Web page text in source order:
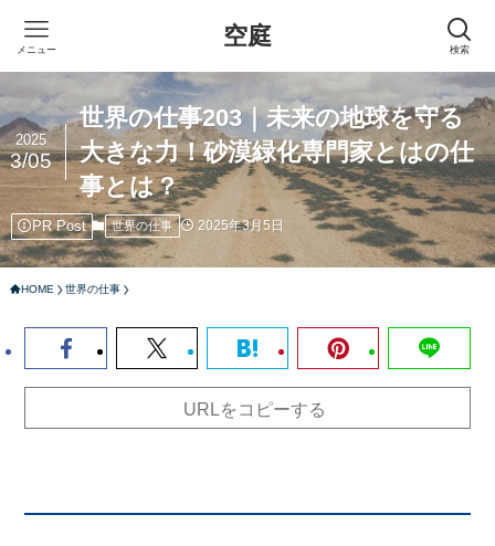
空庭 検索
メニュー
世界の仕事203｜未来の地球を守る
大きな力！砂漠緑化専門家とはの仕
事とは？
2025
3/05
PR Post 世界の仕事 2025年3月5日
HOME 世界の仕事
URLをコピーする